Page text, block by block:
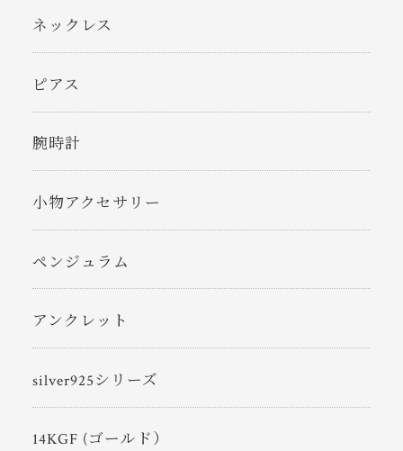
ネックレス
ピアス
腕時計
小物アクセサリー
ペンジュラム
アンクレット
silver925シリーズ
14KGF (ゴールド）